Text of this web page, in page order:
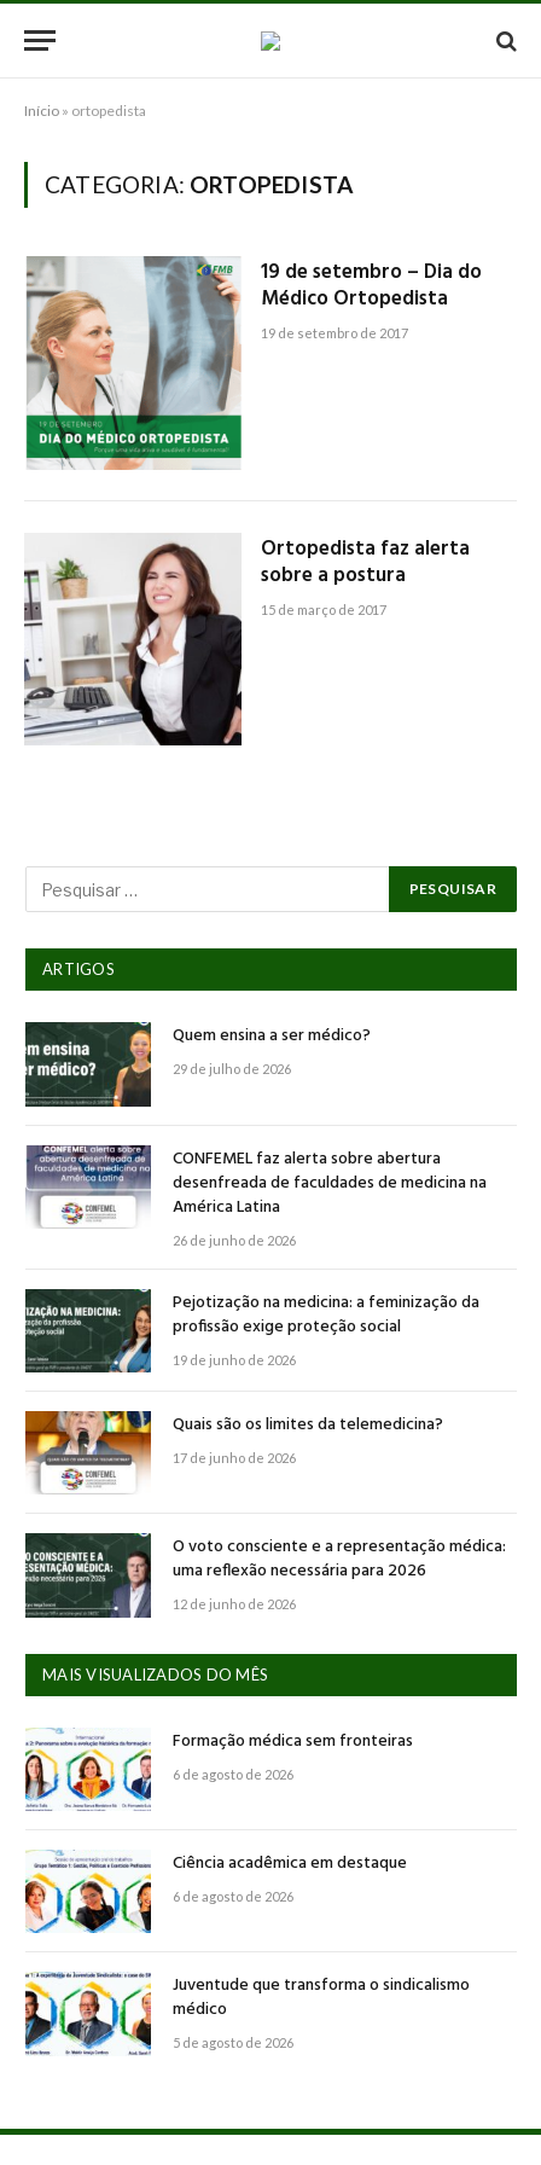
Início » ortopedista
CATEGORIA: ORTOPEDISTA
19 de setembro – Dia do
Médico Ortopedista
19 de setembro de 2017
Ortopedista faz alerta
sobre a postura
15 de março de 2017
ARTIGOS
Quem ensina a ser médico?
29 de julho de 2026
CONFEMEL faz alerta sobre abertura
desenfreada de faculdades de medicina na
América Latina
26 de junho de 2026
Pejotização na medicina: a feminização da
profissão exige proteção social
19 de junho de 2026
Quais são os limites da telemedicina?
17 de junho de 2026
O voto consciente e a representação médica:
uma reflexão necessária para 2026
12 de junho de 2026
MAIS VISUALIZADOS DO MÊS
Formação médica sem fronteiras
6 de agosto de 2026
Ciência acadêmica em destaque
6 de agosto de 2026
Juventude que transforma o sindicalismo
médico
5 de agosto de 2026